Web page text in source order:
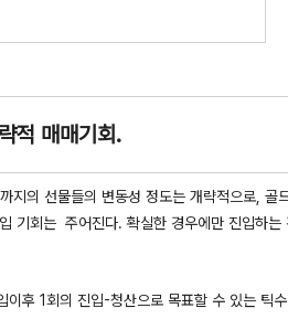
적 매매기회.
의 선물들의 변동성 정도는 개략적으로,
기회는 주어진다. 확실한 경우에만 진입하
이후 1회의 진입-청산으로 목표할 수 있는 틱